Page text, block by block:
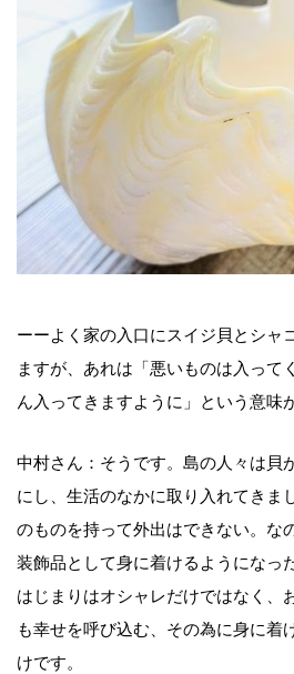
ーーよく家の入口にスイジ貝とシャ
ますが、あれは「悪いものは入って
ん入ってきますように」という意味
中村さん：そうです。島の人々は貝
にし、生活のなかに取り入れてきま
のものを持って外出はできない。な
装飾品として身に着けるようになっ
はじまりはオシャレだけではなく、
も幸せを呼び込む、その為に身に着
けです。